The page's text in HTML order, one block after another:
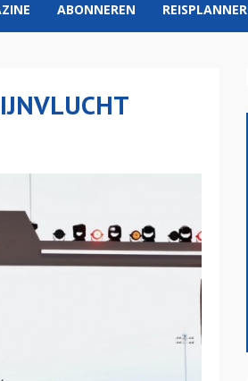
ABONNEREN REISPLANNER